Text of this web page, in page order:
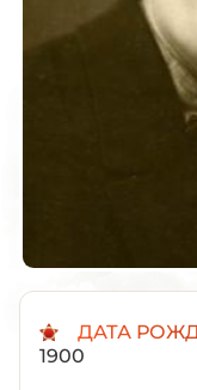
ДАТА
1900